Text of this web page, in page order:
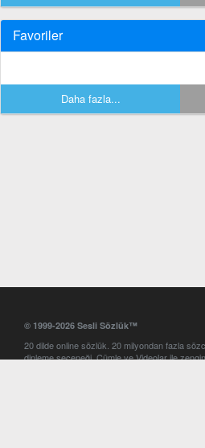
Favoriler
Daha fazla...
© 1999-2026 Sesli Sözlük™
20 dilde online sözlük. 20 milyondan fazla
dinleme seçeneği. Cümle ve Videolar ile